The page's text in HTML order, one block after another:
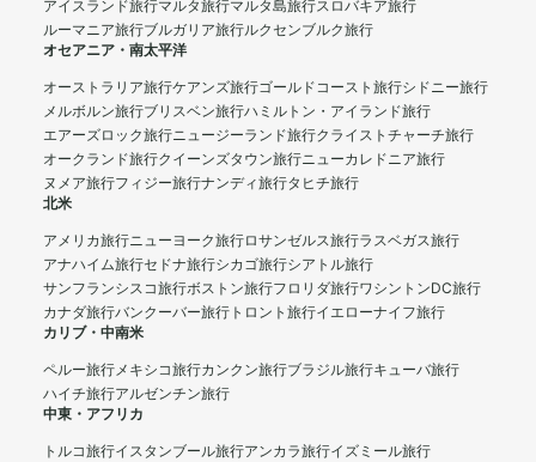
アイスランド旅行マルタ旅行マルタ島旅行スロバキア旅行
ルーマニア旅行ブルガリア旅行ルクセンブルク旅行
オセアニア・南太平洋
オーストラリア旅行ケアンズ旅行ゴールドコースト旅行シドニー旅行
メルボルン旅行ブリスベン旅行ハミルトン・アイランド旅行
エアーズロック旅行ニュージーランド旅行クライストチャーチ旅行
オークランド旅行クイーンズタウン旅行ニューカレドニア旅行
ヌメア旅行フィジー旅行ナンディ旅行タヒチ旅行
北米
アメリカ旅行ニューヨーク旅行ロサンゼルス旅行ラスベガス旅行
アナハイム旅行セドナ旅行シカゴ旅行シアトル旅行
サンフランシスコ旅行ボストン旅行フロリダ旅行ワシントンDC旅行
カナダ旅行バンクーバー旅行 トロント旅行イエローナイフ旅行
カリブ・中南米
ペルー旅行メキシコ旅行カンクン旅行ブラジル旅行キューバ旅行
ハイチ旅行アルゼンチン旅行
中東・アフリカ
トルコ旅行イスタンブール旅行アンカラ旅行イズミール旅行